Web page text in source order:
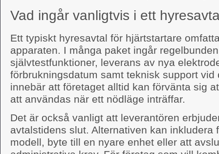
Vad ingår vanligtvis i ett
Ett typiskt hyresavtal för hjärtstartare
apparaten. I många paket ingår
självtestfunktioner, leverans av nya
förbrukningsdatum samt teknisk support vid
innebär att företaget alltid kan förvänta sig
att användas när ett nödläge inträffar.
Det är också vanligt att leverantören
avtalstidens slut. Alternativen kan inkludera
modell, byte till en nyare enhet eller att